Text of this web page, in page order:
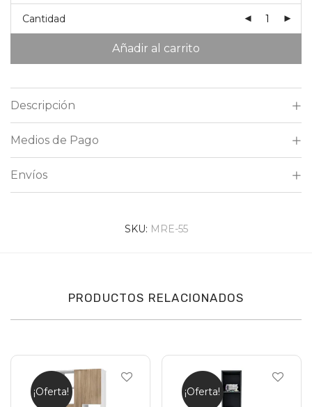
Cantidad
Añadir al carrito
Descripción
Medios de Pago
Envíos
SKU: MRE-55
PRODUCTOS RELACIONADOS
¡Oferta! ¡Oferta!